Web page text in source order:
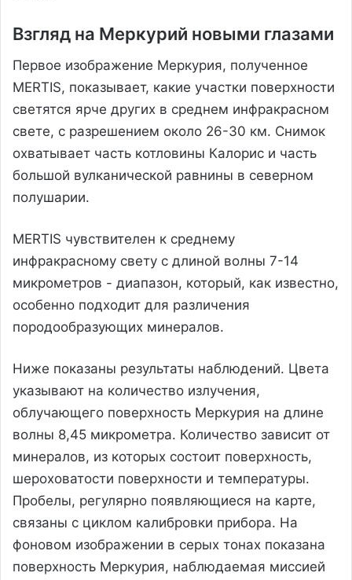
Взгляд на Меркурий новыми глазами
Первое изображение Меркурия, полученное
MERTIS, показывает, какие участки поверхности
светятся ярче других в среднем инфракрасном
свете, с разрешением около 26-30 км. Снимок
охватывает часть котловины Калорис и часть
большой вулканической равнины в северном
полушарии.
MERTIS чувствителен к среднему
инфракрасному свету с длиной волны 7-14
микрометров - диапазон, который, как известно,
особенно подходит для различения
породообразующих минералов.
Ниже показаны результаты наблюдений. Цвета
указывают на количество излучения,
облучающего поверхность Меркурия на длине
волны 8,45 микрометра. Количество зависит от
минералов, из которых состоит поверхность,
шероховатости поверхности и температуры.
Пробелы, регулярно появляющиеся на карте,
связаны с циклом калибровки прибора. На
фоновом изображении в серых тонах показана
поверхность Меркурия, наблюдаемая миссией